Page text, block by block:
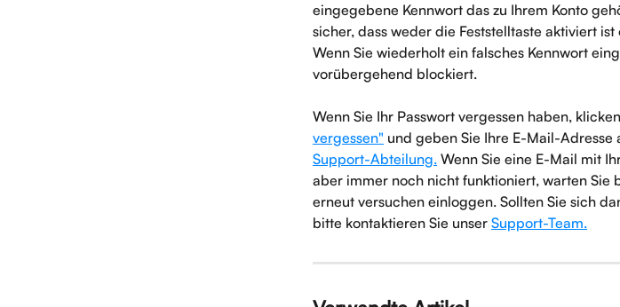
eingegebene Kennwort das zu Ihrem Konto
sicher, dass weder die Feststelltaste aktiviert
Wenn Sie wiederholt ein falsches Kennwort
vorübergehend blockiert.
Wenn Sie Ihr Passwort vergessen haben,
vergessen" und geben Sie Ihre E-Mail-Adresse
Support-Abteilung. Wenn Sie eine E-Mail mit
aber immer noch nicht funktioniert, warten Sie
erneut versuchen einloggen. Sollten Sie sich
bitte kontaktieren Sie unser Support-Team.